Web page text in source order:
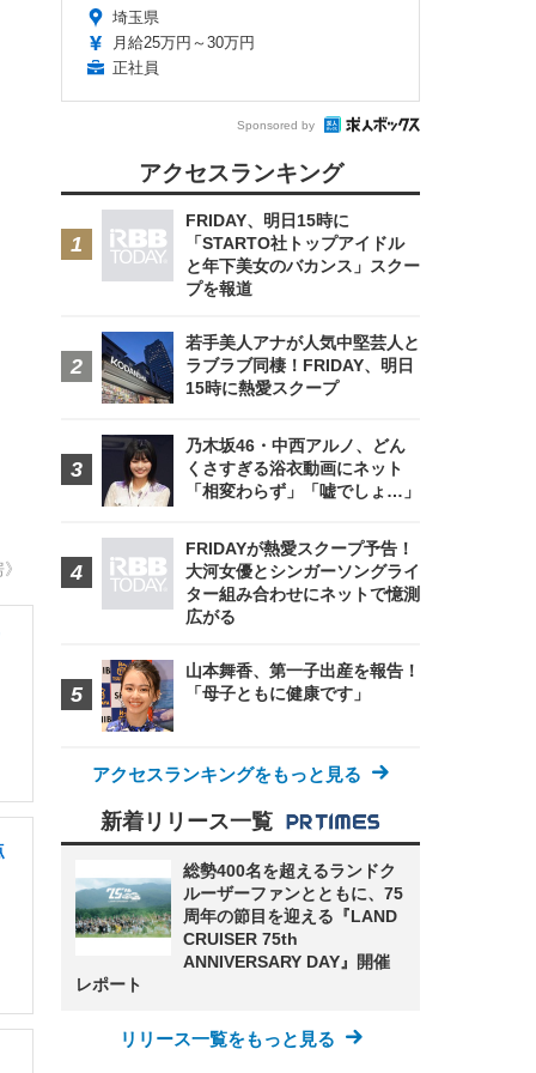
埼玉県
月給25万円～30万円
正社員
Sponsored by
アクセスランキング
FRIDAY、明日15時に
「STARTO社トップアイドル
と年下美女のバカンス」スクー
プを報道
若手美人アナが人気中堅芸人と
ラブラブ同棲！FRIDAY、明日
15時に熱愛スクープ
乃木坂46・中西アルノ、どん
くさすぎる浴衣動画にネット
「相変わらず」「嘘でしょ…」
FRIDAYが熱愛スクープ予告！
大河女優とシンガーソングライ
ター組み合わせにネットで憶測
広がる
山本舞香、第一子出産を報告！
「母子ともに健康です」
アクセスランキングをもっと見る
新着リリース一覧
総勢400名を超えるランドク
ルーザーファンとともに、75
周年の節目を迎える『LAND
CRUISER 75th
ANNIVERSARY DAY』開催
レポート
リリース一覧をもっと見る